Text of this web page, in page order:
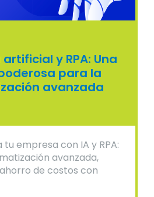
y RPA: Una
para la
avanzada
empresa con IA y RPA:
avanzada,
de costos con